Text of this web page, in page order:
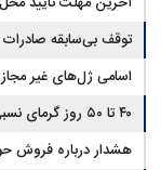
توقف بی‌سابقه صادرات
اسامی ژل‌های غیر
۴۰ تا ۵۰ روز گرمای نسبی در پیش داریم/ دمای تهران به ۳۸ درجه می‌رسد
هشدار درباره فروش